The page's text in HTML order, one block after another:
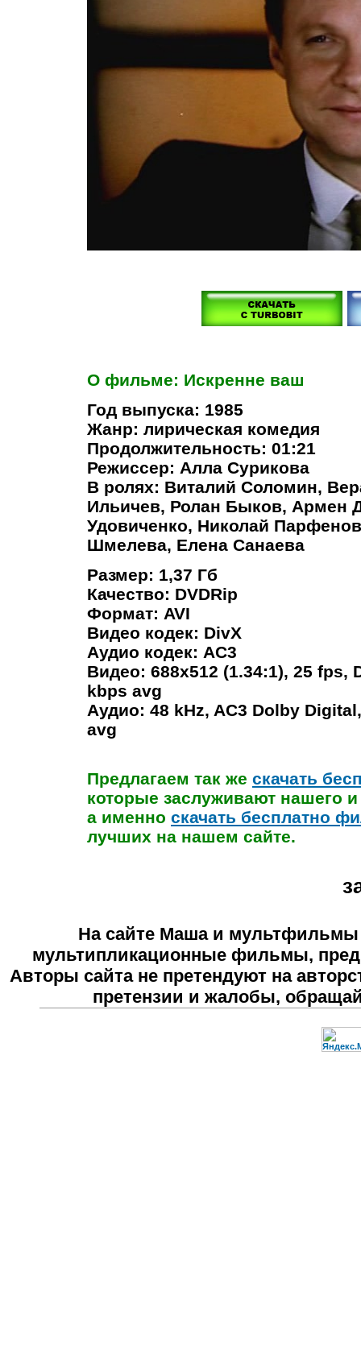
О фильме: Искренне ваш
Год выпуска: 1985
Жанр: лирическая комедия
Продолжительность: 01:21
Режиссер: Алла Сурикова
В ролях: Виталий Соломин,
Ильичев, Ролан Быков, Армен
Удовиченко, Николай
Шмелева, Елена Санаева
Размер: 1,37 Гб
Качество: DVDRip
Формат: AVI
Видео кодек: DivX
Аудио кодек: AC3
Видео: 688x512 (1.34:1), 25 fps,
kbps avg
Аудио: 48 kHz, AC3 Dolby
avg
Предлагаем так же скачать
которые заслуживают нашего
а именно скачать бесплатно
лучших на нашем сайте.
На сайте Маша и мультфильмы
мультипликационные фильмы,
Авторы сайта не претендуют на
претензии и жалобы,